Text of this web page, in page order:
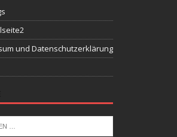
und Datenschutzerklärung